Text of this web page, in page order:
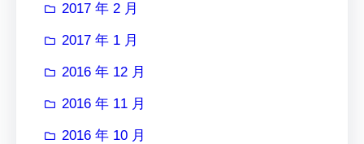
2017 年 2 月
2017 年 1 月
2016 年 12 月
2016 年 11 月
2016 年 10 月